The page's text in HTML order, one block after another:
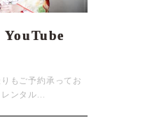
YouTube
もご予約承ってお
ンタル...